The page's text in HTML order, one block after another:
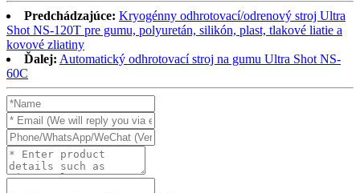
Predchádzajúce: Kryogénny odhrotovací/odrenový stroj Ultra
Shot NS-120T pre gumu, polyuretán, silikón, plast, tlakové liatie a
kovové zliatiny
Ďalej: Automatický odhrotovací stroj na gumu Ultra Shot NS-
60C